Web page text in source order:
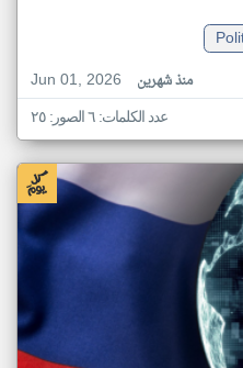
Jun 01, 2026
منذ شهرين
عدد الكلمات: ٦ الصور: ٢٥